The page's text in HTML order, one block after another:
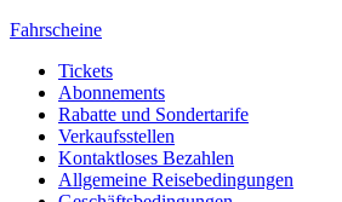
Fahrscheine
Tickets
Abonnements
Rabatte und Sondertarife
Verkaufsstellen
Kontaktloses Bezahlen
Allgemeine Reisebedingungen